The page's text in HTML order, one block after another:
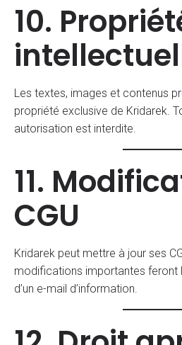
10.
Les textes, images et contenus
propriété exclusive de Kridarek.
autorisation est interdite.
11.
CGU
Kridarek peut mettre à jour ses
modifications importantes feront
d’un e-mail d’information.